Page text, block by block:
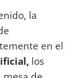
la
en el
los